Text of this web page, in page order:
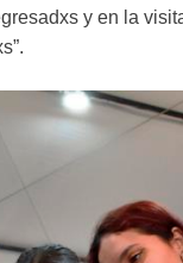
y en la